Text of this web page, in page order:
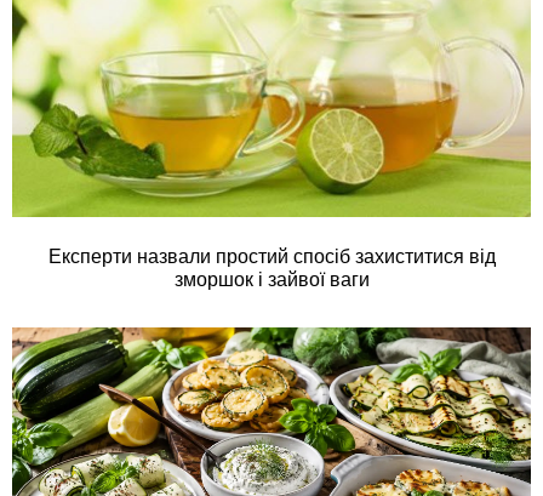
Експерти назвали простий спосіб захиститися від
зморшок і зайвої ваги